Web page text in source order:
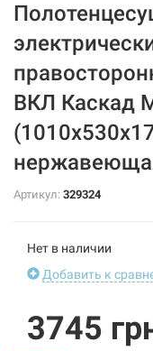
ВКЛ Каскад
Артикул: 329324
Нет в наличии
Добавить к
3745